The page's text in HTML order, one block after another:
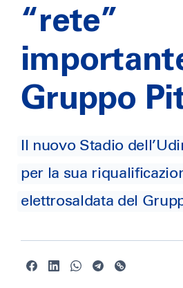
“rete”
Gruppo
Il nuovo Stadio
per la sua
elettrosaldata del